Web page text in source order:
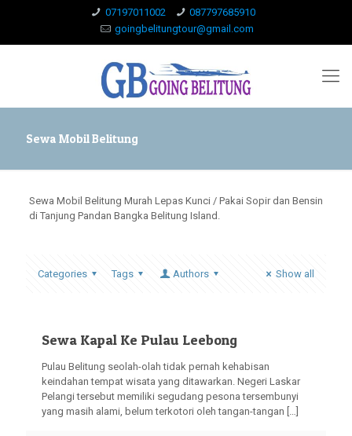
07197011002
087797685910
goingbelitungtour@gmail.com
Sewa Mobil Belitung
Sewa Mobil Belitung Murah Lepas Kunci / Pakai Sopir dan Bensin
di Tanjung Pandan Bangka Belitung Island.
Categories Tags Authors Show all
Sewa Kapal Ke Pulau Leebong
Pulau Belitung seolah-olah tidak pernah kehabisan
keindahan tempat wisata yang ditawarkan. Negeri Laskar
Pelangi tersebut memiliki segudang pesona tersembunyi
yang masih alami, belum terkotori oleh tangan-tangan […]